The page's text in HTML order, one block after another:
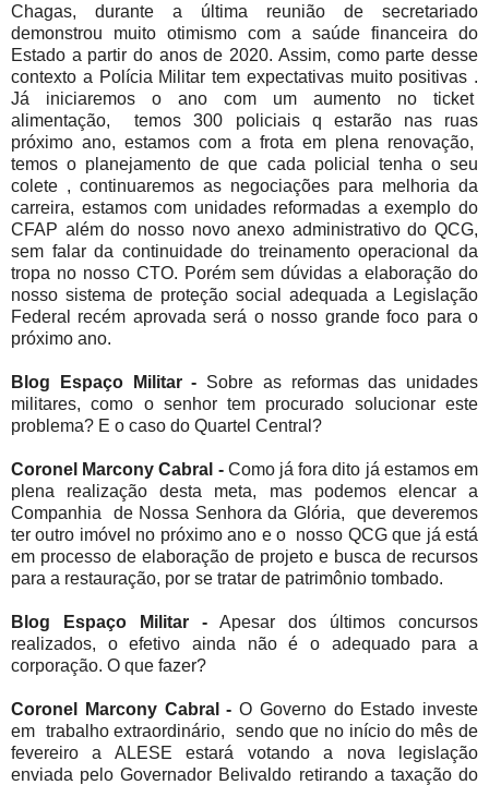
Chagas, durante a última reunião de secretariado
demonstrou muito otimismo com a saúde financeira do
Estado a partir do anos de 2020. Assim, como parte desse
contexto a Polícia Militar tem expectativas muito positivas .
Já iniciaremos o ano com um aumento no ticket
alimentação, temos 300 policiais q estarão nas ruas
próximo ano, estamos com a frota em plena renovação,
temos o planejamento de que cada policial tenha o seu
colete , continuaremos as negociações para melhoria da
carreira, estamos com unidades reformadas a exemplo do
CFAP além do nosso novo anexo administrativo do QCG,
sem falar da continuidade do treinamento operacional da
tropa no nosso CTO. Porém sem dúvidas a elaboração do
nosso sistema de proteção social adequada a Legislação
Federal recém aprovada será o nosso grande foco para o
próximo ano.
Blog Espaço Militar - Sobre as reformas das unidades
militares, como o senhor tem procurado solucionar este
problema? E o caso do Quartel Central?
Coronel Marcony Cabral -Como já fora dito já estamos em
plena realização desta meta, mas podemos elencar a
Companhia de Nossa Senhora da Glória, que deveremos
ter outro imóvel no próximo ano e o nosso QCG que já está
em processo de elaboração de projeto e busca de recursos
para a restauração, por se tratar de patrimônio tombado.
Blog Espaço Militar -Apesar dos últimos concursos
realizados, o efetivo ainda não é o adequado para a
corporação. O que fazer?
Coronel Marcony Cabral - O Governo do Estado investe
em trabalho extraordinário, sendo que no início do mês de
fevereiro a ALESE estará votando a nova legislação
enviada pelo Governador Belivaldo retirando a taxação do